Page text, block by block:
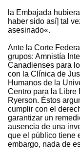
la Embajada
haber sido así] tal
asesinado«.
Ante la Corte
grupos: Amnistía
Canadienses para
con la Clínica de
Humanos de la
Centro para la Libre
Ryerson. Éstos
cumplir con el
garantizar un
ausencia de una
que el público tiene
embargo, nada de